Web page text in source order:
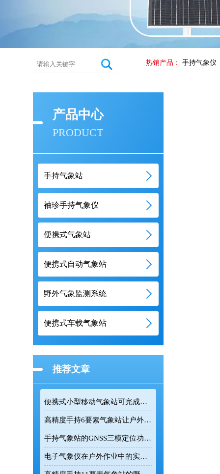
热销产品： 手持气象仪
产品中心
PRODUCT
手持气象站
袖珍手持气象仪
便携式气象站
便携式自动气象站
野外气象监测系统
便携式车载气象站
推荐文章
便携式小型移动气象站可完成户外多类气象参数精准采集
高精度手持6要素气象站让户外气象监测更加精准高效
手持气象站的GNSS三模定位功能让野外监测更精准
电子气象仪在户外作业中的实时数据监测价值